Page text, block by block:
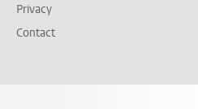
Privacy
Contact